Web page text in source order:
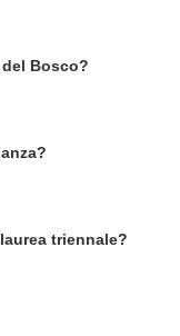
Bosco?
triennale?